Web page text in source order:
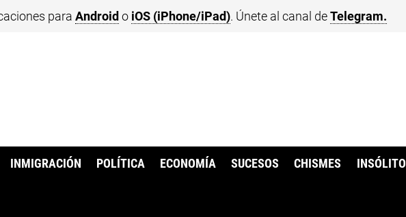
para Android o iOS (iPhone/iPad). Únete al canal deTelegram.
INMIGRACIÓN POLÍTICA ECONOMÍA SUCESOS CHISMES INSÓLITO